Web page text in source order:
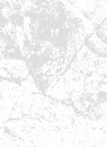
Darüber hinaus
der Welt des Muay Thai